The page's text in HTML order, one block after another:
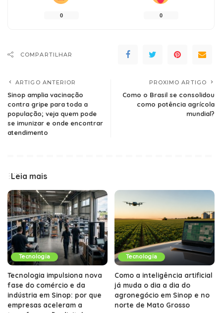
0 0
COMPARTILHAR
ARTIGO ANTERIOR
Sinop amplia vacinação
contra gripe para toda a
população; veja quem pode
se imunizar e onde encontrar
atendimento
PROXIMO ARTIGO
Como o Brasil se consolidou
como potência agrícola
mundial?
Leia mais
Tecnologia
Tecnologia impulsiona nova
fase do comércio e da
indústria em Sinop: por que
empresas aceleram a
Tecnologia
Como a inteligência artificial
já muda o dia a dia do
agronegócio em Sinop e no
norte de Mato Grosso